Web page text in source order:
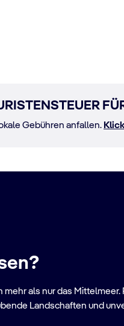
Gebühren anfallen.
mehr als nur das
Landschaften und